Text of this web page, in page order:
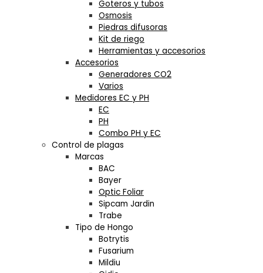
Goteros y tubos
Osmosis
Piedras difusoras
Kit de riego
Herramientas y accesorios
Accesorios
Generadores CO2
Varios
Medidores EC y PH
EC
PH
Combo PH y EC
Control de plagas
Marcas
BAC
Bayer
Optic Foliar
Sipcam Jardin
Trabe
Tipo de Hongo
Botrytis
Fusarium
Mildiu